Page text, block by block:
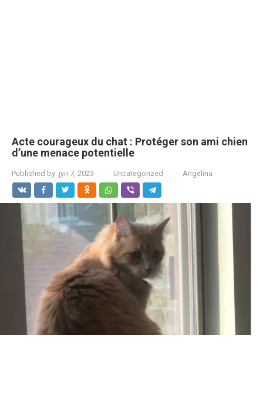
Acte courageux du chat : Protéger son ami chien
d’une menace potentielle
Published by: јун 7, 2023 Uncategorized Angelina